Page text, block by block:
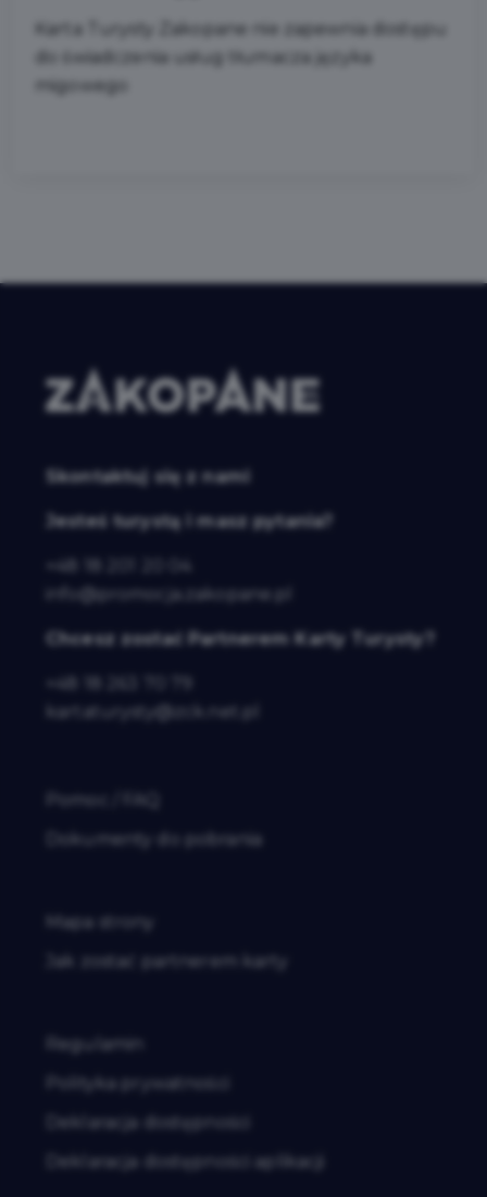
Karta Turysty Zakopane nie zapewnia dostępu
do świadczenia usług tłumacza języka
migowego
Skontaktuj się z nami
Jesteś turystą i masz pytania?
info@promocja.zakopane.pl
Chcesz zostać Partnerem Karty Turysty?
kartaturysty@zck.net.pl
Dokumenty do pobrania
Mapa strony
Jak zostać partnerem karty
Regulamin
Polityka prywatności
Deklaracja dostępności
Deklaracja dostępności aplikacji